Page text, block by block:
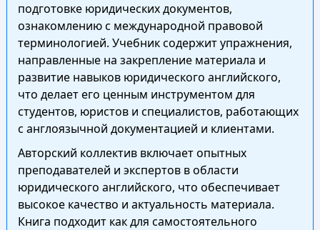
подготовке юридических документов,
ознакомлению с международной правовой
терминологией. Учебник содержит упражнения,
направленные на закрепление материала и
развитие навыков юридического английского,
что делает его ценным инструментом для
студентов, юристов и специалистов, работающих
с англоязычной документацией и клиентами.
Авторский коллектив включает опытных
преподавателей и экспертов в области
юридического английского, что обеспечивает
высокое качество и актуальность материала.
Книга подходит как для самостоятельного